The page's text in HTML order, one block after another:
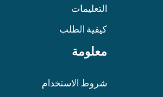
التعليمات
كيفية الطلب
معلومة
شروط الاستخدام